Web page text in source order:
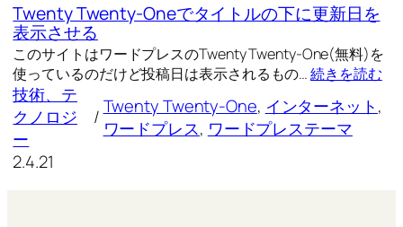
Twenty Twenty-Oneでタイトルの下に更新日を
表示させる
このサイトはワードプレスのTwenty Twenty-One(無料)を
使っているのだけど投稿日は表示されるもの…続きを読む
技術、テ
クノロジ
ー
/Twenty Twenty-One, インターネット
ワードプレス, ワードプレステーマ
2.4.21